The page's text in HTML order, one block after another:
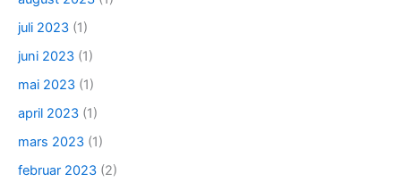
juli 2023 (1)
juni 2023 (1)
mai 2023 (1)
april 2023 (1)
mars 2023 (1)
februar 2023 (2)